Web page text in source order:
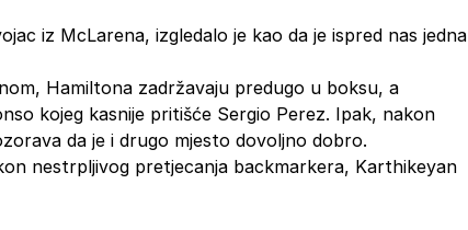
iz McLarena, izgledalo je kao da je ispred nas jedna
Hamiltona zadržavaju predugo u boksu, a
kojeg kasnije pritišće Sergio Perez. Ipak, nakon
da je i drugo mjesto dovoljno dobro.
nestrpljivog pretjecanja backmarkera, Karthikeyan